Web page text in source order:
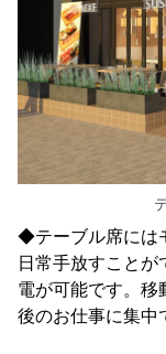
◆テーブル席には
日常手放すこと
電が可能です。移
後のお仕事に集中